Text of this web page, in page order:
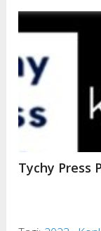
Tychy Press